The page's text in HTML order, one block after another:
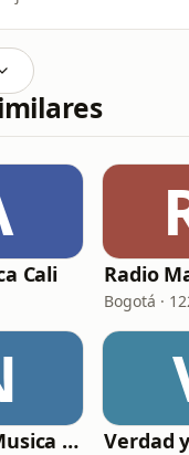
Cali Radio
Bogotá ·
Radio Nexos Musica Cristiana (Iglesia De Jesucristo) Verdad